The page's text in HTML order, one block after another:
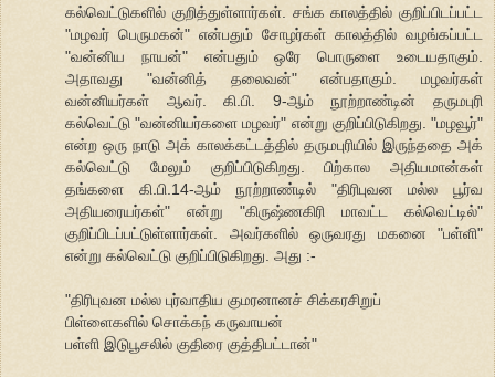
கல்வெட்டுகளில் குறித்துள்ளார்கள். சங்க காலத்தில் குறிப்பிடப்பட்ட
"மழவர் பெருமகன்" என்பதும் சோழர்கள் காலத்தில் வழங்கப்பட்ட
"வன்னிய நாயன்" என்பதும் ஒரே பொருளை உடையதாகும்.
அதாவது "வன்னித் தலைவன்" என்பதாகும். மழவர்கள்
வன்னியர்கள் ஆவர். கி.பி. 9-ஆம் நூற்றாண்டின் தருமபுரி
கல்வெட்டு "வன்னியர்களை மழவர்" என்று குறிப்பிடுகிறது. "மழவூர்"
என்ற ஒரு நாடு அக் காலக்கட்டத்தில் தருமபுரியில் இருந்ததை அக்
கல்வெட்டு மேலும் குறிப்பிடுகிறது. பிற்கால அதியமான்கள்
தங்களை கி.பி.14-ஆம் நூற்றாண்டில் "திரிபுவன மல்ல பூர்வ
அதியரையர்கள்" என்று "கிருஷ்ணகிரி மாவட்ட கல்வெட்டில்"
குறிப்பிடப்பட்டுள்ளார்கள். அவர்களில் ஒருவரது மகனை "பள்ளி"
என்று கல்வெட்டு குறிப்பிடுகிறது. அது :-
"திரிபுவன மல்ல புர்வாதிய குமரனானச் சிக்கரசிறுப்
பிள்ளைகளில் சொக்கந் கருவாயன்
பள்ளி இடுபூசலில் குதிரை குத்திபட்டான்"